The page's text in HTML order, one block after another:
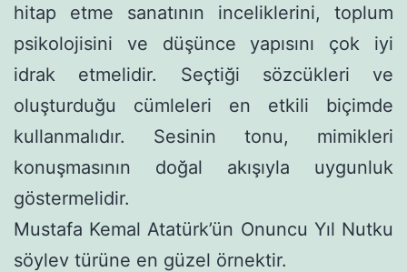
hitap etme sanatının inceliklerini, toplum
psikolojisini ve düşünce yapısını çok iyi
idrak etmelidir. Seçtiği sözcükleri ve
oluşturduğu cümleleri en etkili biçimde
kullanmalıdır. Sesinin tonu, mimikleri
konuşmasının doğal akışıyla uygunluk
göstermelidir.
Mustafa Kemal Atatürk’ün Onuncu Yıl Nutku
söylev türüne en güzel örnektir.